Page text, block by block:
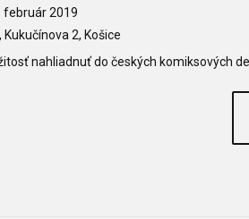
február 2019
Kukučínova 2, Košice
nahliadnuť do českých komiksových